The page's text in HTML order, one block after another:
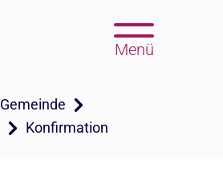
Menü
Gemeinde
Konfirmation